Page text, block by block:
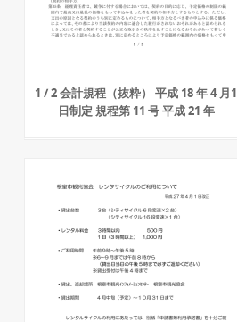
1 / 2 会計規程（抜粋） 平成 18 年 4 月1
日制定 規程第 11 号 平成 21 年